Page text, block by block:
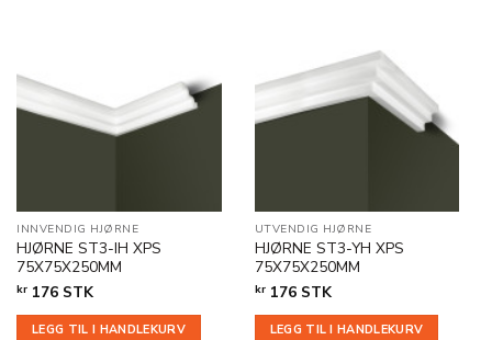
INNVENDIG HJØRNE
HJØRNE ST3-IH XPS
75X75X250MM
kr 176 STK
LEGG TIL I HANDLEKURV
UTVENDIG HJØRNE
HJØRNE ST3-YH XPS
75X75X250MM
kr176 STK
LEGG TIL I HANDLEKURV